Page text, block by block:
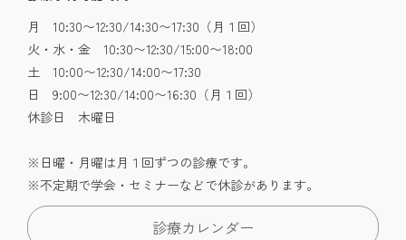
月 10:30〜12:30/14:30〜17:30（月１回）
火・水・金 10:30〜12:30/15:00〜18:00
土 10:00〜12:30/14:00〜17:30
日 9:00〜12:30/14:00〜16:30（月１回）
休診日 木曜日
※日曜・月曜は月１回ずつの診療です。
※不定期で学会・セミナーなどで休診があります。
診療カレンダー